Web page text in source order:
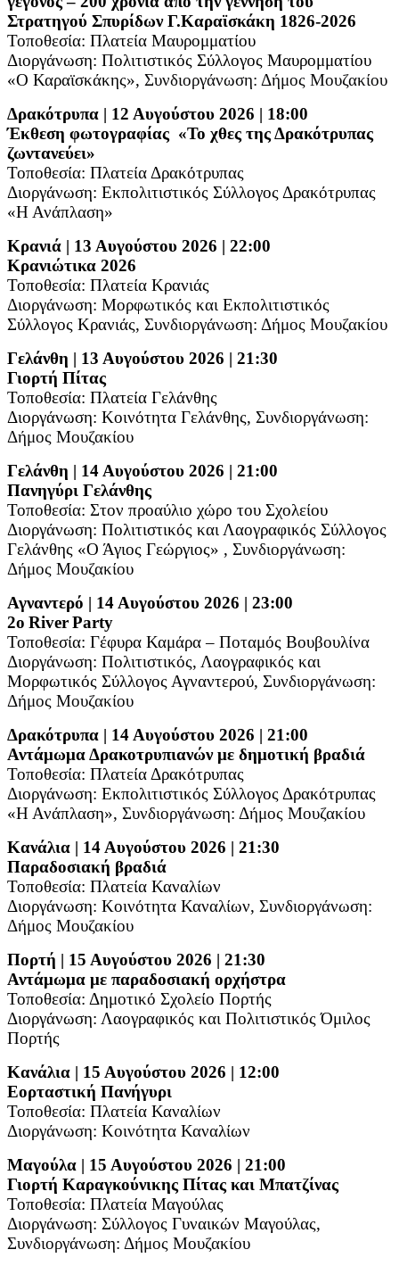
Στρατηγού Σπυρίδων Γ.Καραϊσκάκη 1826-2026
Τοποθεσία: Πλατεία Μαυρομματίου
Διοργάνωση: Πολιτιστικός Σύλλογος Μαυρομματίου
«Ο Καραϊσκάκης», Συνδιοργάνωση: Δήμος Μουζακίου
Δρακότρυπα | 12 Αυγούστου 2026 | 18:00
Έκθεση φωτογραφίας «Το χθες της Δρακότρυπας
ζωντανεύει»
Τοποθεσία: Πλατεία Δρακότρυπας
Διοργάνωση: Εκπολιτιστικός Σύλλογος Δρακότρυπας
«Η Ανάπλαση»
Κρανιά | 13 Αυγούστου 2026 | 22:00
Κρανιώτικα 2026
Τοποθεσία: Πλατεία Κρανιάς
Διοργάνωση: Μορφωτικός και Εκπολιτιστικός
Σύλλογος Κρανιάς, Συνδιοργάνωση: Δήμος Μουζακίου
Γελάνθη | 13 Αυγούστου 2026 | 21:30
Γιορτή Πίτας
Τοποθεσία: Πλατεία Γελάνθης
Διοργάνωση: Κοινότητα Γελάνθης, Συνδιοργάνωση:
Δήμος Μουζακίου
Γελάνθη | 14 Αυγούστου 2026 | 21:00
Πανηγύρι Γελάνθης
Τοποθεσία: Στον προαύλιο χώρο του Σχολείου
Διοργάνωση: Πολιτιστικός και Λαογραφικός Σύλλογος
Γελάνθης «Ο Άγιος Γεώργιος» , Συνδιοργάνωση:
Δήμος Μουζακίου
Αγναντερό | 14 Αυγούστου 2026 | 23:00
2o RiverParty
Τοποθεσία: Γέφυρα Καμάρα – Ποταμός Βουβουλίνα
Διοργάνωση: Πολιτιστικός, Λαογραφικός και
Μορφωτικός Σύλλογος Αγναντερού, Συνδιοργάνωση:
Δήμος Μουζακίου
Δρακότρυπα | 14 Αυγούστου 2026 | 21:00
Αντάμωμα Δρακοτρυπιανών με δημοτική βραδιά
Τοποθεσία: Πλατεία Δρακότρυπας
Διοργάνωση: Εκπολιτιστικός Σύλλογος Δρακότρυπας
«Η Ανάπλαση», Συνδιοργάνωση: Δήμος Μουζακίου
Κανάλια | 14 Αυγούστου 2026 | 21:30
Παραδοσιακή βραδιά
Τοποθεσία: Πλατεία Καναλίων
Διοργάνωση: Κοινότητα Καναλίων, Συνδιοργάνωση:
Δήμος Μουζακίου
Πορτή | 15 Αυγούστου 2026 | 21:30
Αντάμωμα με παραδοσιακή ορχήστρα
Τοποθεσία: Δημοτικό Σχολείο Πορτής
Διοργάνωση: Λαογραφικός και Πολιτιστικός Όμιλος
Πορτής
Κανάλια | 15 Αυγούστου 2026 | 12:00
Εορταστική Πανήγυρι
Τοποθεσία: Πλατεία Καναλίων
Διοργάνωση: Κοινότητα Καναλίων
Μαγούλα | 15 Αυγούστου 2026 | 21:00
Γιορτή Καραγκούνικης Πίτας και Μπατζίνας
Τοποθεσία: Πλατεία Μαγούλας
Διοργάνωση: Σύλλογος Γυναικών Μαγούλας,
Συνδιοργάνωση: Δήμος Μουζακίου